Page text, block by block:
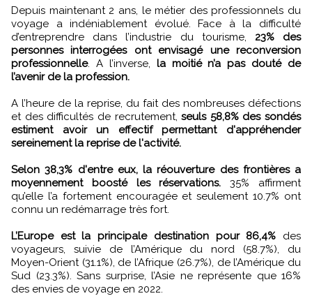
Depuis maintenant 2 ans, le métier des professionnels du
voyage a indéniablement évolué. Face à la difficulté
d’entreprendre dans l’industrie du tourisme, 23% des
personnes interrogées ont envisagé une reconversion
professionnelle. A l’inverse, la moitié n’a pas douté de
l’avenir de la profession.
A l’heure de la reprise, du fait des nombreuses défections
et des difficultés de recrutement,seuls 58,8% des sondés
estiment avoir un effectif permettant d'appréhender
sereinement la reprise de l'activité.
Selon 38,3% d'entre eux, la réouverture des frontières a
moyennement boosté les réservations. 35% affirment
qu’elle l’a fortement encouragée et seulement 10.7% ont
connu un redémarrage très fort.
L’Europe est la principale destination pour 86,4% des
voyageurs, suivie de l’Amérique du nord (58.7%), du
Moyen-Orient (31.1%), de l’Afrique (26.7%), de l’Amérique du
Sud (23.3%). Sans surprise, l’Asie ne représente que 16%
des envies de voyage en 2022.